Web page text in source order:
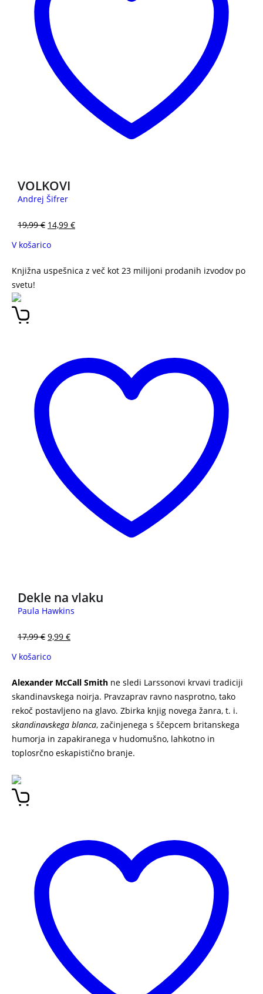
VOLKOVI
Andrej Šifrer
19,99€ 14,99 €
V košarico
Knjižna uspešnica z več kot 23 milijoni prodanih izvodov po
svetu!
Dekle na vlaku
Paula Hawkins
17,99€ 9,99 €
V košarico
Alexander McCall Smith ne sledi Larssonovi krvavi tradiciji
skandinavskega noirja. Pravzaprav ravno nasprotno, tako
rekoč postavljeno na glavo. Zbirka knjig novega žanra, t. i.
skandinavskega blanca, začinjenega s ščepcem britanskega
humorja in zapakiranega v hudomušno, lahkotno in
toplosrčno eskapistično branje.